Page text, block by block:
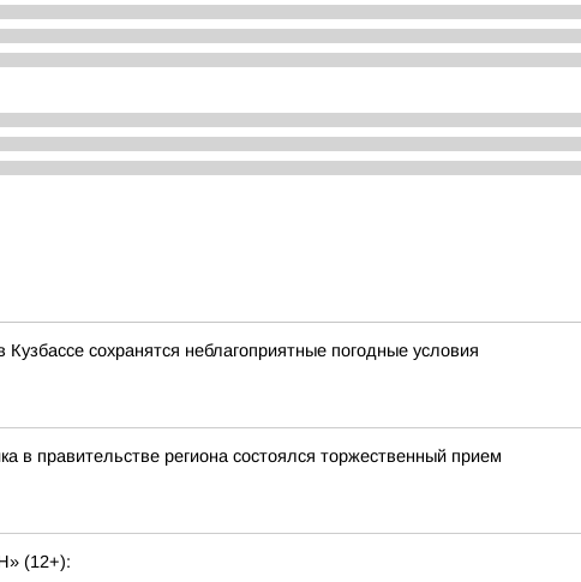
сохранятся неблагоприятные погодные условия
в правительстве региона состоялся торжественный прием
(12+):